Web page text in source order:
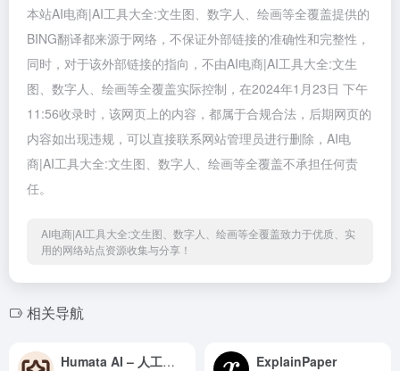
本站AI电商|AI工具大全:文生图、数字人、绘画等全覆盖提供的
BING翻译都来源于网络，不保证外部链接的准确性和完整性，
同时，对于该外部链接的指向，不由AI电商|AI工具大全:文生
图、数字人、绘画等全覆盖实际控制，在2024年1月23日 下午
11:56收录时，该网页上的内容，都属于合规合法，后期网页的
内容如出现违规，可以直接联系网站管理员进行删除，AI电
商|AI工具大全:文生图、数字人、绘画等全覆盖不承担任何责
任。
AI电商|AI工具大全:文生图、数字人、绘画等全覆盖致力于优质、实
用的网络站点资源收集与分享！
相关导航
Humata AI – 人工智能文件摘要总结分析工具 ExplainPaper